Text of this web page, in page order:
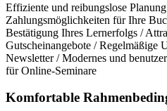
Effiziente und reibungslose
Zahlungsmöglichkeiten für Ihre
Bestätigung Ihres Lernerfolgs /
Gutscheinangebote / Regelmäßige
Newsletter / Modernes und
für Online-Seminare
Komfortable